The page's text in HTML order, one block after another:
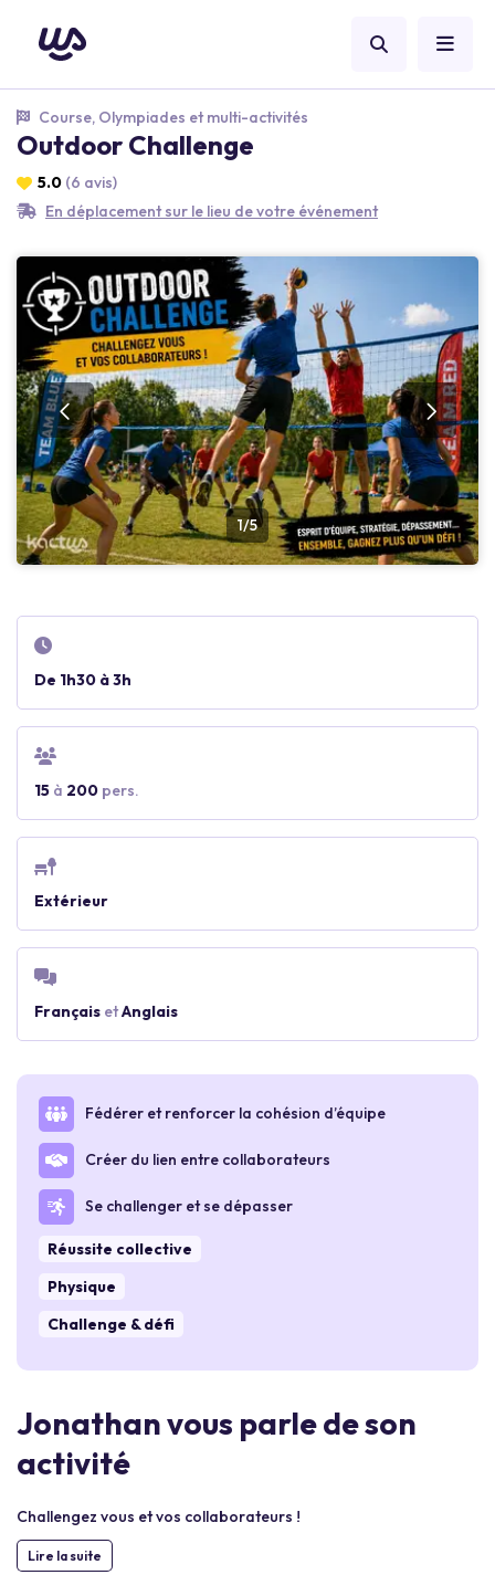
Course, Olympiades et multi-activités
Outdoor Challenge
5.0 (6 avis)
En déplacement sur le lieu de votre événement
1/5
De 1h30 à 3h
15 à 200 pers.
Extérieur
Français etAnglais
Fédérer et renforcer la cohésion d’équipe
Créer du lien entre collaborateurs
Se challenger et se dépasser
Réussite collective
Physique
Challenge & défi
Jonathan vous parle de son
activité
Challengez vous et vos collaborateurs !
Lire la suite